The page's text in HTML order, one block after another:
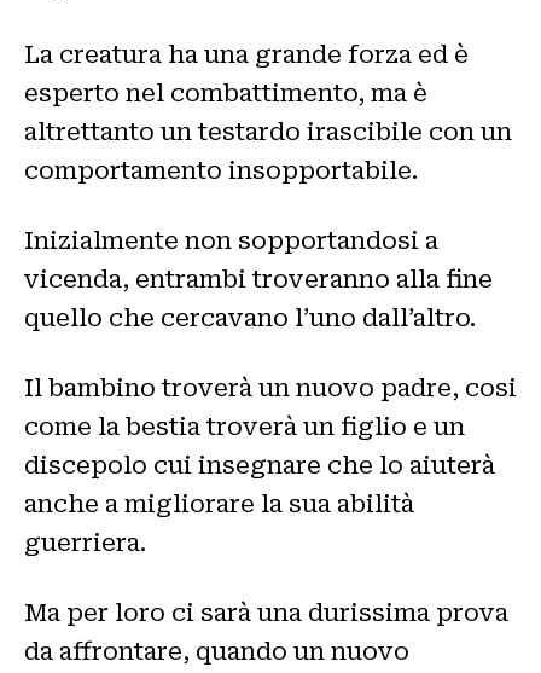
La creatura ha una grande forza ed è
esperto nel combattimento, ma è
altrettanto un testardo irascibile con un
comportamento insopportabile.
Inizialmente non sopportandosi a
vicenda, entrambi troveranno alla fine
quello che cercavano l’uno dall’altro.
Il bambino troverà un nuovo padre, cosi
come la bestia troverà un figlio e un
discepolo cui insegnare che lo aiuterà
anche a migliorare la sua abilità
guerriera.
Ma per loro ci sarà una durissima prova
da affrontare, quando un nuovo